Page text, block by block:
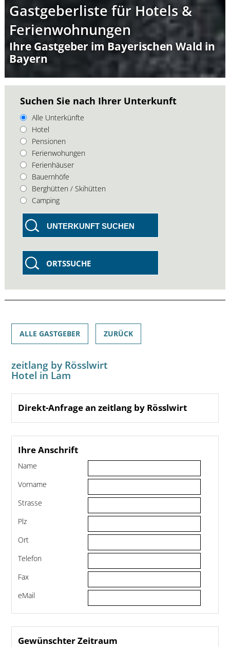
Gastgeberliste für Hotels &
Ferienwohnungen
Ihre Gastgeber im Bayerischen Wald in
Bayern
Suchen Sie nach Ihrer Unterkunft
Alle Unterkünfte
Hotel
Pensionen
Ferienwohungen
Ferienhäuser
Bauernhöfe
Berghütten / Skihütten
Camping
UNTERKUNFT SUCHEN
ORTSSUCHE
ALLE GASTGEBER ZURÜCK
zeitlang by Rösslwirt
Hotel in Lam
Direkt-Anfrage an zeitlang by Rösslwirt
Ihre Anschrift
Name
Vorname
Strasse
Plz
Ort
Telefon
Fax
eMail
Gewünschter Zeitraum